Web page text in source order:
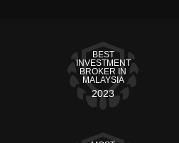
BEST
INVESTMENT
BROKER IN
MALAYSIA
2023